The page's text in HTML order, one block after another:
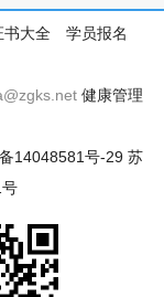
书大全
学员报名
健康管理
14048581号-29 苏